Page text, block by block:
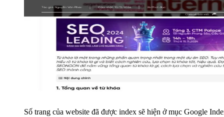
Số trang của website đã được index sẽ hiện ở mục Google